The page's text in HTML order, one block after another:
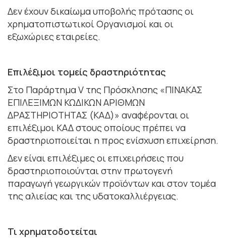
Δεν έχουν δικαίωμα υποβολής πρότασης οι
χρηματοπιστωτικοί Οργανισμοί και οι
εξωχώριες εταιρείες.
Επιλέξιμοι τομείς δραστηριότητας
Στο Παράρτημα V της Πρόσκλησης «ΠΙΝΑΚΑΣ
ΕΠΙΛΕΞΙΜΩΝ ΚΩΔΙΚΩΝ ΑΡΙΘΜΩΝ
ΔΡΑΣΤΗΡΙΟΤΗΤΑΣ (ΚΑΔ)» αναφέρονται οι
επιλέξιμοι ΚΑΔ στους οποίους πρέπει να
δραστηριοποιείται η προς ενίσχυση επιχείρηση.
Δεν είναι επιλέξιμες οι επιχειρήσεις που
δραστηριοποιούνται στην πρωτογενή
παραγωγή γεωργικών προϊόντων και στον τομέα
της αλιείας και της υδατοκαλλιέργειας.
Τι χρηματοδοτείται